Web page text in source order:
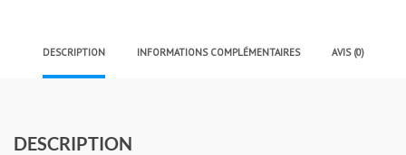
DESCRIPTION INFORMATIONS COMPLÉMENTAIRES AVIS (0)
DESCRIPTION